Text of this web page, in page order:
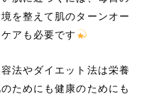
を整えて肌のターンオー
アも必要です
法やダイエット法は栄養
ためにも健康のためにも